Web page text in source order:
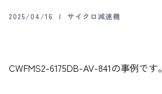
2025/04/16 サイクロ減速機
CWFMS2-6175DB-AV-841の事例です。